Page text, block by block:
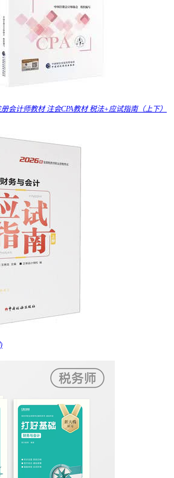
会计师教材 注会CPA教材 税法+应试指南（上下）